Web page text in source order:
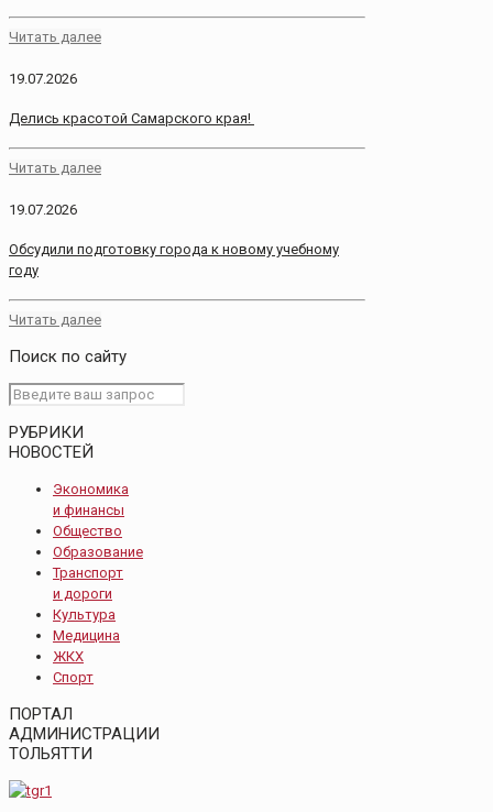
Читать далее
19.07.2026
Делись красотой Самарского края!
Читать далее
19.07.2026
Обсудили подготовку города к новому учебному
году
Читать далее
Поиск по сайту
РУБРИКИ
НОВОСТЕЙ
Экономика
и финансы
Общество
Образование
Транспорт
и дороги
Культура
Медицина
ЖКХ
Спорт
ПОРТАЛ
АДМИНИСТРАЦИИ
ТОЛЬЯТТИ